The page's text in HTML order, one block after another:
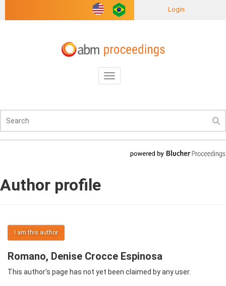
Login
Toggle
navigation
Author profile
I am this author
Romano, Denise Crocce Espinosa
This author's page has not yet been claimed by any user.